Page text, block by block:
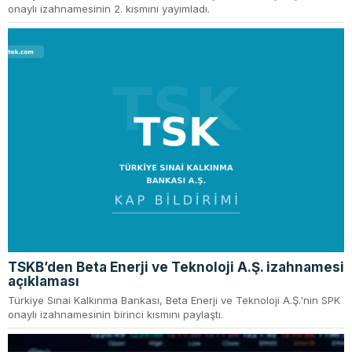
onaylı izahnamesinin 2. kısmını yayımladı.
TSKB’den Beta Enerji ve Teknoloji A.Ş. izahnamesi
açıklaması
Türkiye Sınai Kalkınma Bankası, Beta Enerji ve Teknoloji A.Ş.'nin SPK
onaylı izahnamesinin birinci kısmını paylaştı.